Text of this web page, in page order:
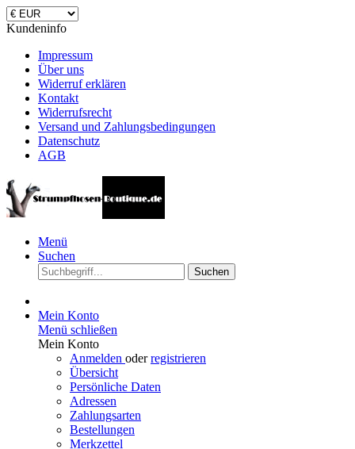
Kundeninfo
Impressum
Über uns
Widerruf erklären
Kontakt
Widerrufsrecht
Versand und Zahlungsbedingungen
Datenschutz
AGB
Menü
Suchen
Suchen
Mein Konto
Menü schließen
Mein Konto
Anmelden oderregistrieren
Übersicht
Persönliche Daten
Adressen
Zahlungsarten
Bestellungen
Merkzettel